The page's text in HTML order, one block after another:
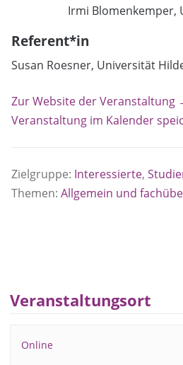
Irmi Blomenkemper,
Referent*in
Susan Roesner, Universität
Zur Website der Veranstaltung
Veranstaltung im Kalender
Zielgruppe: Interessierte,
Themen: Allgemein und
Veranstaltungsort
Online